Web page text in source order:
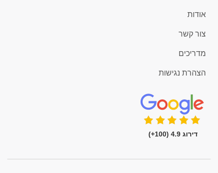
אודות
צור קשר
מדריכים
הצהרת נגישות
דירוג 4.9 (100+)